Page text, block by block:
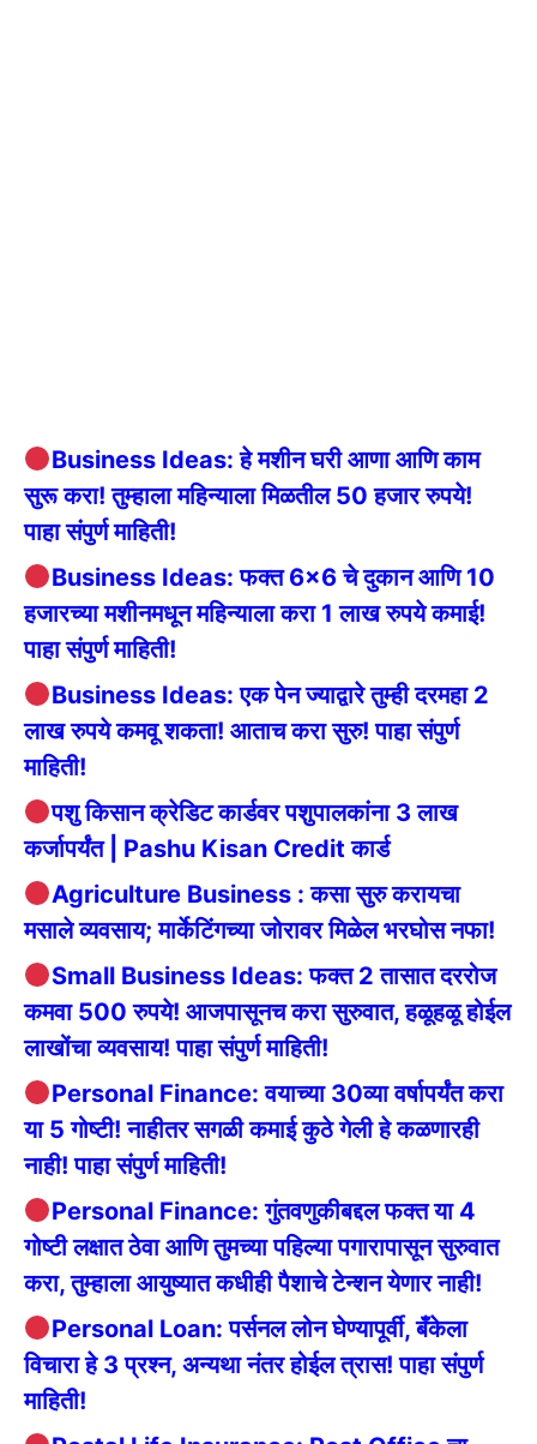
Business Ideas: हे मशीन घरी आणा आणि काम
सुरू करा! तुम्हाला महिन्याला मिळतील 50 हजार रुपये!
पाहा संपुर्ण माहिती!
Business Ideas: फक्त 6×6 चे दुकान आणि 10
हजारच्या मशीनमधून महिन्याला करा 1 लाख रुपये कमाई!
पाहा संपुर्ण माहिती!
Business Ideas: एक पेन ज्याद्वारे तुम्ही दरमहा 2
लाख रुपये कमवू शकता! आताच करा सुरु! पाहा संपुर्ण
माहिती!
पशु किसान क्रेडिट कार्डवर पशुपालकांना 3 लाख
कर्जापर्यंत | Pashu Kisan Credit कार्ड
Agriculture Business : कसा सुरु करायचा
मसाले व्यवसाय; मार्केटिंगच्या जोरावर मिळेल भरघोस नफा!
Small Business Ideas: फक्त 2 तासात दररोज
कमवा 500 रुपये! आजपासूनच करा सुरुवात, हळूहळू होईल
लाखोंचा व्यवसाय! पाहा संपुर्ण माहिती!
Personal Finance: वयाच्या 30व्या वर्षापर्यंत करा
या 5 गोष्टी! नाहीतर सगळी कमाई कुठे गेली हे कळणारही
नाही! पाहा संपुर्ण माहिती!
Personal Finance: गुंतवणुकीबद्दल फक्त या 4
गोष्टी लक्षात ठेवा आणि तुमच्या पहिल्या पगारापासून सुरुवात
करा, तुम्हाला आयुष्यात कधीही पैशाचे टेन्शन येणार नाही!
Personal Loan: पर्सनल लोन घेण्यापूर्वी, बँकेला
विचारा हे 3 प्रश्न, अन्यथा नंतर होईल त्रास! पाहा संपुर्ण
माहिती!